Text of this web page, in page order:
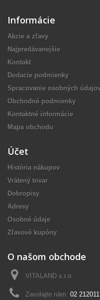
Informácie
Akcie a zľavy
Najpredávanejšie
Kontakt
Dodacie podmienky
Spracovanie osobných
Obchodné podmienky
Kontaktné informácie
Mapa obchodu
Účet
História nákupov
Vrátený tovar
Dobropisy
Adresy
Osobné údaje
Zľavové kupóny
O našom obchode
VITALAND s.r.o.
Zavolajte nám: 02